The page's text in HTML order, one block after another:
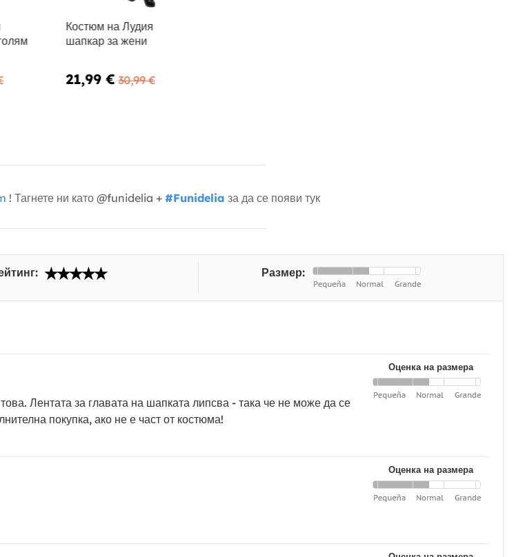
Костюм на Лудия
шапкар за жени
21,99 € 30,99 €
! Тагнете ни като @funidelia + #Funidelia за да се появи тук
Размер:
Оценка на размера
Лентата за главата на шапката липсва - така че не може да се
покупка, ако не е част от костюма!
Оценка на размера